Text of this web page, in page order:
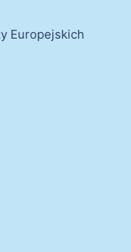
Europejskich